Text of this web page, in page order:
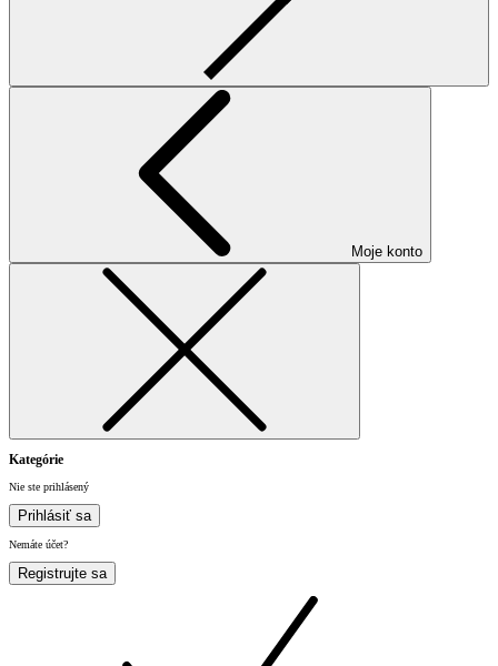
Moje konto
Kategórie
Nie ste prihlásený
Prihlásiť sa
Nemáte účet?
Registrujte sa